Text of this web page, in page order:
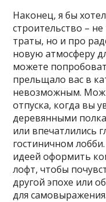
Наконец, я бы
строительство –
траты, но и про
новую атмосферу
можете
прельщало вас в
невозможным.
отпуска, когда вы
деревянными
или впечатлились
гостиничном
идеей оформить
лофт, чтобы
другой эпохе или
для самовыражения.